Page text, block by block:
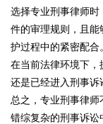
!
选择专业刑事律师
件的审理规则，且
护过程中的紧密配合
在当前法律环境下
还是已经进入刑事
总之，专业刑事律
错综复杂的刑事诉讼